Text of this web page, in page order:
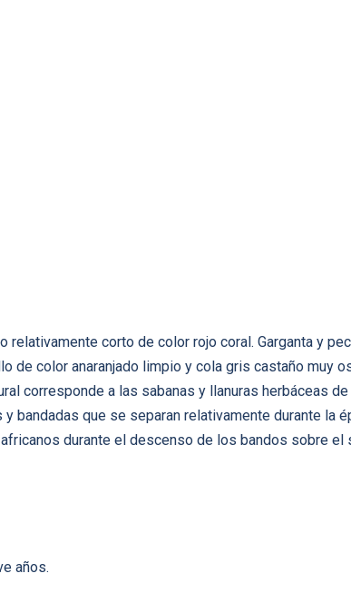
corto de color rojo coral. Garganta y
de color anaranjado limpio y cola gris castaño muy
corresponde a las sabanas y llanuras herbáceas
bandadas que se separan relativamente durante la
durante el descenso de los bandos sobre el
años.